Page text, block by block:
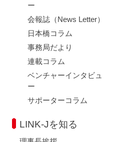
ー
会報誌（News Letter）
日本橋コラム
事務局だより
連載コラム
ベンチャーインタビュ
ー
サポーターコラム
LINK-Jを知る